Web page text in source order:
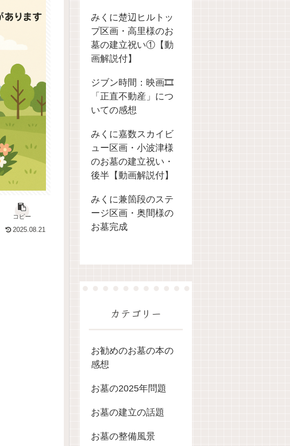
コピー
2025.08.21
みくに楚辺ヒルトッ
プ区画・高里様のお
墓の建立祝い①【動
画解説付】
ジブン時間：映画🎞️
「正直不動産」につ
いての感想
みくに嘉数スカイビ
ュー区画・小波津様
のお墓の建立祝い・
後半【動画解説付】
みくに兼箇段のステ
ージ区画・奥間様の
お墓完成
カテゴリー
お勧めのお墓の本の
感想
お墓の2025年問題
お墓の建立の話題
お墓の整備風景